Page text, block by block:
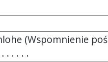
(Wspomnienie
. . . . .